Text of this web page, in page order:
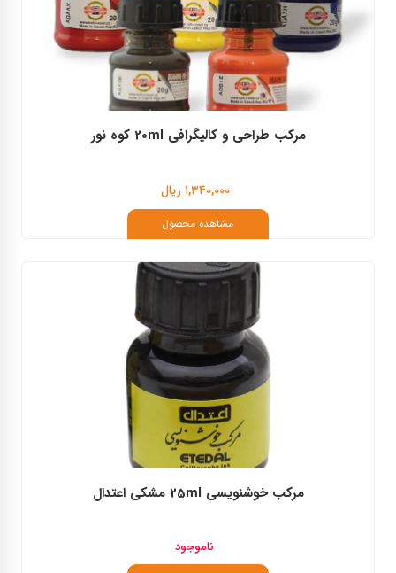
مرکب طراحی و کالیگرافی 20ml کوه نور
۱,۳۴۰,۰۰۰ ریال
مشاهده محصول
مرکب خوشنویسی 25ml مشکی اعتدال
ناموجود